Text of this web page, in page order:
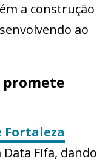
a construção
ao
promete
Fortaleza
Fifa, dando